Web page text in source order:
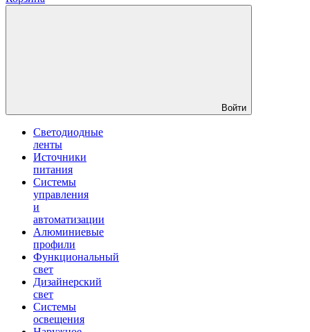
Войти
Светодиодные
ленты
Источники
питания
Системы
управления
и
автоматизации
Алюминиевые
профили
Функциональный
свет
Дизайнерский
свет
Системы
освещения